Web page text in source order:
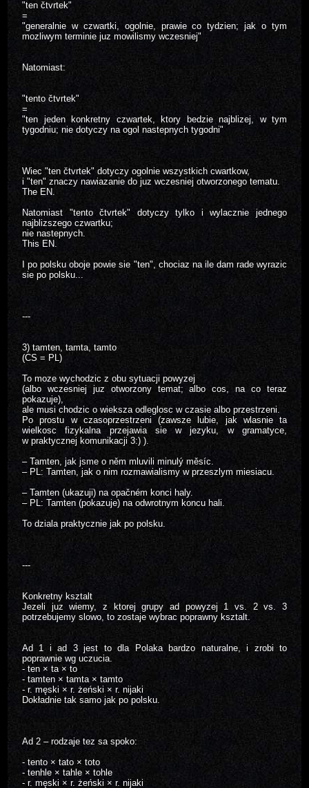
"ten čtvrtek"
=
"generalnie w czwartki, ogolnie, prawie co tydzien; jak o tym
mozliwym terminie juz mowilismy wczesniej"
Natomiast:
"tento čtvrtek"
=
"ten jeden konkretny czwartek, ktory bedzie najblizej, w tym
tygodniu; nie dotyczy na ogol nastepnych tygodni"
Wiec "ten čtvrtek" dotyczy ogolnie wszystkich cwartkow,
i "ten" znaczy nawiazanie do juz wczesniej otworzonego tematu.
The EN.
Natomiast "tento čtvrtek" dotyczy tylko i wylacznie jednego
najblizszego czwartku;
nie nastepnych.
This EN.
I po polsku oboje powie sie "ten", chociaz na ile dam rade wyrazic
sie po polsku...
---
3) tamten, tamta, tamto
(CS = PL)
To moze wychodzic z obu sytuacji powyzej
(albo wczesniej juz otworzony temat; albo cos, na co teraz
pokazuje),
ale musi chodzic o wieksza odleglosc w czasie albo przestrzeni.
Po prostu w czasoprzestrzeni (zawsze lubie, jak wlasnie ta
wielkosc fizykalna przejawia sie w jezyku, w gramatyce,
w praktycznej komunikacji 3:) ).
– Tamten, jak jsme o něm mluvili minulý měsíc.
– PL: Tamten, jak o nim rozmawialismy w przeszlym miesiacu.
– Tamten (ukazuji) na opačném konci haly.
– PL: Tamten (pokazuje) na odwrotnym koncu hali.
To dziala praktycznie jak po polsku.
---
Konkretny ksztalt
Jezeli juz wiemy, z ktorej grupy ad powyzej 1 vs. 2 vs. 3
potrzebujemy slowo, to zostaje wybrac poprawny ksztalt.
Ad 1 i ad 3 jest to dla Polaka bardzo naturalne, i zrobi to
poprawnie wg uczucia.
- ten × ta × to
- tamten × tamta × tamto
- r. męski × r. żeński × r. nijaki
Dokładnie tak samo jak po polsku.
Ad 2 – rodzaje tez sa spoko:
- tento × tato × toto
- tenhle × tahle × tohle
- r. męski × r. żeński × r. nijaki